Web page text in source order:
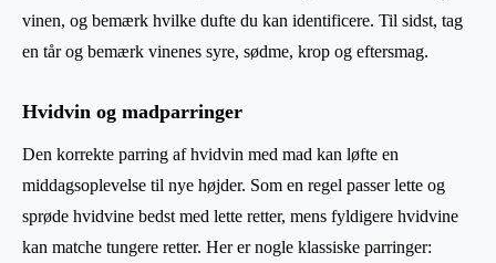
vinen, og bemærk hvilke dufte du kan identificere. Til sidst, tag
en tår og bemærk vinenes syre, sødme, krop og eftersmag.
Hvidvin og madparringer
Den korrekte parring af hvidvin med mad kan løfte en
middagsoplevelse til nye højder. Som en regel passer lette og
sprøde hvidvine bedst med lette retter, mens fyldigere hvidvine
kan matche tungere retter. Her er nogle klassiske parringer: